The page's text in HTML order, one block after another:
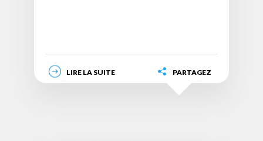
LIRE LA SUITE PARTAGEZ